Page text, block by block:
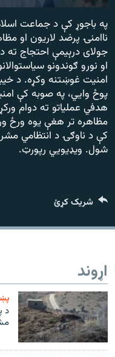
۱۴ ساعته راډیويي خپرونې
Gandhara
موږ وڅارئ
د ازادې اروپا راډیو
Auto
360p
480p
په باجوړ کې د جماعت
ناامنۍ پرضد لاریون او
جولای درېیمې احتجاج
او نورو ګوندونو
امنیت غوښتنه وکړه. د
پوځ وايي، په صوبه کې
هدفي عملیاتو ته دوام
مظاهره تر هغې یوه ورځ
شول. ویډیويي رپورټ.
شریک کړئ
اړوند